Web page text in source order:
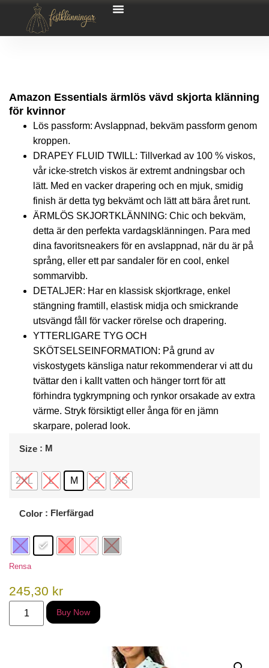
Amazon Essentials ärmlös vävd skjorta klänning
för kvinnor
Lös passform: Avslappnad, bekväm passform genom
kroppen.
DRAPEY FLUID TWILL: Tillverkad av 100 % viskos,
vår icke-stretch viskos är extremt andningsbar och
lätt. Med en vacker drapering och en mjuk, smidig
finish är detta tyg bekvämt och lätt att bära året runt.
ÄRMLÖS SKJORTKLÄNNING: Chic och bekväm,
detta är den perfekta vardagsklänningen. Para med
dina favoritsneakers för en avslappnad, när du är på
språng, eller ett par sandaler för en cool, enkel
sommarvibb.
DETALJER: Har en klassisk skjortkrage, enkel
stängning framtill, elastisk midja och smickrande
utsvängd fåll för vacker rörelse och drapering.
YTTERLIGARE TYG OCH
SKÖTSELSEINFORMATION: På grund av
viskostygets känsliga natur rekommenderar vi att du
tvättar den i kallt vatten och hänger torrt för att
förhindra tygkrympning och rynkor orsakade av extra
värme. Stryk försiktigt eller ånga för en jämn
skarpare, polerad look.
Size : M
2XL L M S XS
Color : Flerfärgad
Rensa
245,30 kr
Buy Now